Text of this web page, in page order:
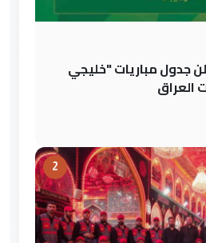
جدول مباريات "خليجي
2